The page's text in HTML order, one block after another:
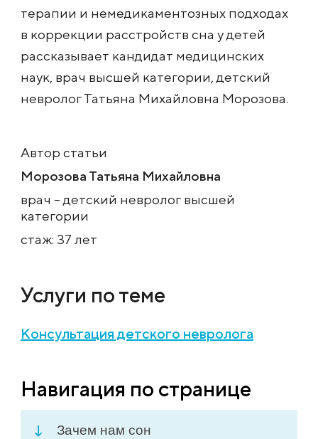
терапии и немедикаментозных подходах
в коррекции расстройств сна у детей
рассказывает кандидат медицинских
наук, врач высшей категории, детский
невролог Татьяна Михайловна Морозова.
Автор статьи
Морозова Татьяна Михайловна
врач – детский невролог высшей
категории
стаж: 37 лет
Услуги по теме
Консультация детского невролога
Навигация по странице
Зачем нам сон